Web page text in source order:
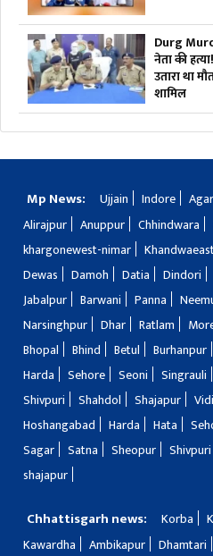
Durg
नेता की
उतारा था
शामिल
Mp News: Ujjain Indore
Alirajpur
Anuppur Chhindwara
khargonewest-nimar
Dewas
Damoh Datia Dindori
Jabalpur
Barwani Panna
Narsinghpur
Dhar Ratlam
Bhopal
Bhind Betul Burhanpur
Harda
Sehore Seoni Singrauli
Shivpuri
Shahdol Shajapur
Hoshangabad
Harda Hata
Sagar
Satna Sheopur Shivpuri
shajapur
Chhattisgarh news: Korba
Kawardha
Ambikapur Dhamtari